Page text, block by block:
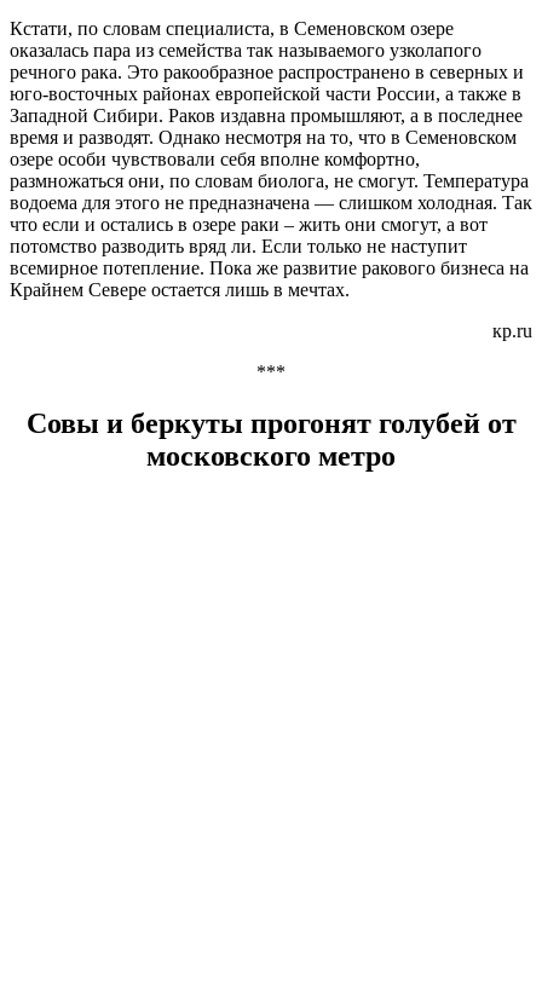
Кстати, по словам специалиста, в Семеновском озере
оказалась пара из семейства так называемого узколапого
речного рака. Это ракообразное распространено в северных и
юго-восточных районах европейской части России, а также в
Западной Сибири. Раков издавна промышляют, а в последнее
время и разводят. Однако несмотря на то, что в Семеновском
озере особи чувствовали себя вполне комфортно,
размножаться они, по словам биолога, не смогут. Температура
водоема для этого не предназначена — слишком холодная. Так
что если и остались в озере раки – жить они смогут, а вот
потомство разводить вряд ли. Если только не наступит
всемирное потепление. Пока же развитие ракового бизнеса на
Крайнем Севере остается лишь в мечтах.
кр.ru
***
Совы и беркуты прогонят голубей от
московского метро